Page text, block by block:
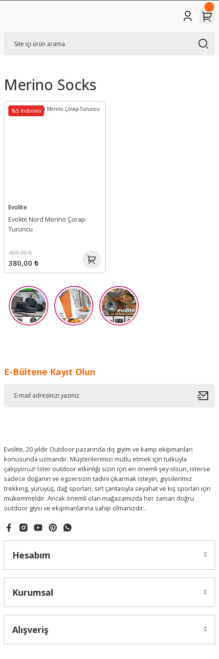
Merino Socks
%5 İndirimli
Evolite
Evolite Nord Merino Çorap-
Turuncu
380,00 ₺
400,00 ₺
E-Bültene Kayıt Olun
Evolite, 20 yıldır Outdoor pazarında dış giyim ve kamp ekipmanları
konusunda uzmandır. Müşterilerimizi mutlu etmek için tutkuyla
çalışıyoruz! İster outdoor etkinliği sizin için en önemli şey olsun, isterse
sadece doğanın ve egzersizin tadını çıkarmak isteyin, giysilerimiz
trekking, yürüyüş, dağ sporları, sırt çantasıyla seyahat ve kış sporları için
mükemmeldir. Ancak önemli olan mağazamızda her zaman doğru
outdoor giysi ve ekipmanlarına sahip olmanızdır..
Hesabım
Kurumsal
Alışveriş